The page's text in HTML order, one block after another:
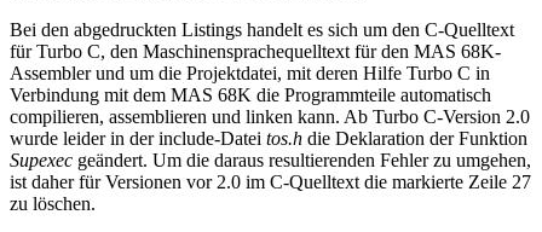
Bei den abgedruckten Listings handelt es sich um den C-Quelltext
für Turbo C, den Maschinensprachequelltext für den MAS 68K-
Assembler und um die Projektdatei, mit deren Hilfe Turbo C in
Verbindung mit dem MAS 68K die Programmteile automatisch
compilieren, assemblieren und linken kann. Ab Turbo C-Version 2.0
wurde leider in der include-Datei tos.h die Deklaration der Funktion
Supexec geändert. Um die daraus resultierenden Fehler zu umgehen,
ist daher für Versionen vor 2.0 im C-Quelltext die markierte Zeile 27
zu löschen.